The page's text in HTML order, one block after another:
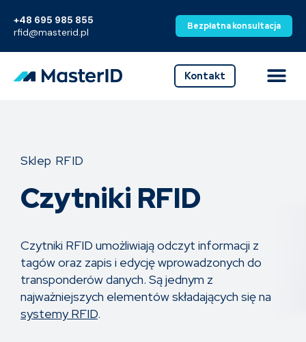
content
+48 695 985 855
rfid@masterid.pl
Bezpłatna konsultacja
Kontakt
Sklep RFID
Czytniki RFID
Czytniki RFID umożliwiają odczyt informacji z
tagów oraz zapis i edycję wprowadzonych do
transponderów danych. Są jednym z
najważniejszych elementów składających się na
systemy RFID.